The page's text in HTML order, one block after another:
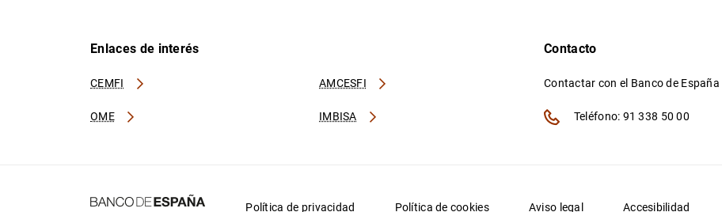
Enlaces de interés
CEMFI AMCESFI
OME IMBISA
Contacto
Contactar con el Banco de España
Teléfono: 91 338 50 00
Política de privacidad Política de cookies Aviso legal Accesibilidad